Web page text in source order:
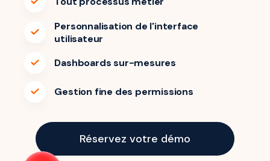
Personnalisation de l'interface
utilisateur
Dashboards sur-mesures
Gestion fine des permissions
Réservez votre démo